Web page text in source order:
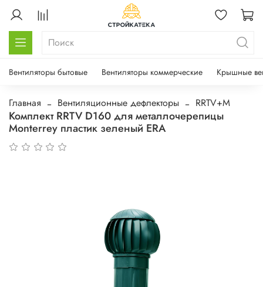
Вентиляторы бытовые Вентиляторы коммерческие Крышные
Главная Вентиляционные дефлекторы RRTV+M
Комплект RRTV D160 для металлочерепицы
Monterrey пластик зеленый ERA